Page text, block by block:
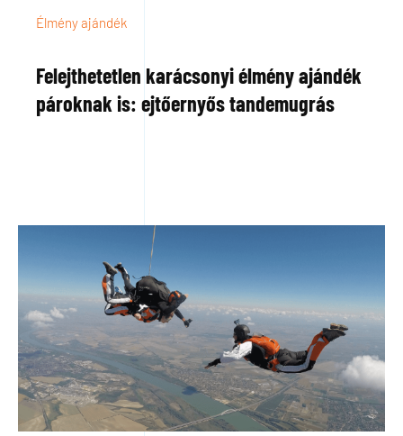
Élmény ajándék
Felejthetetlen karácsonyi élmény ajándék
pároknak is: ejtőernyős tandemugrás